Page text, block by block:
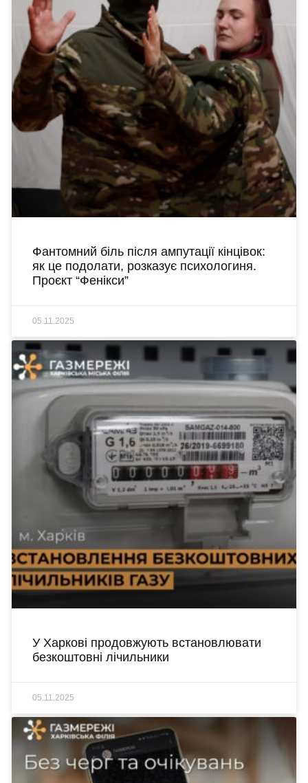
Фантомний біль після ампутації кінцівок:
як це подолати, розказує психологиня.
Проєкт “Фенікси”
05.11.2025
У Харкові продовжують встановлювати
безкоштовні лічильники
05.11.2025